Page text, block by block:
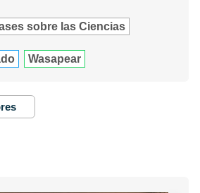
sobre las Ciencias
Wasapear